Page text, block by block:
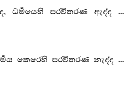
පරවිතරණ ඇද්ද ...
කෙරෙහි පරවිතරණ නැද්ද ...